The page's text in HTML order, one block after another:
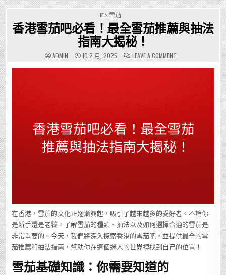
POSTED
IN
雪茄
香港雪茄吧必看！最全雪茄推薦與抽法
指南大揭秘！
ADMIN 10 2 月, 2025 LEAVE A COMMENTON
香
港
茄
推
薦
抽
法
在香港，雪茄的文化正逐漸興起，吸引了越來越多的愛好者。不論你
是新手還是老饕，了解雪茄的種類、抽法以及如何選擇合適的雪茄是
非常重要的。今天，我們將深入探索香港的雪茄吧，並提供最全的雪
茄推薦和抽法指南，幫助你在這個迷人的世界裡找到自己的位置！
雪茄基礎知識：你需要知道的